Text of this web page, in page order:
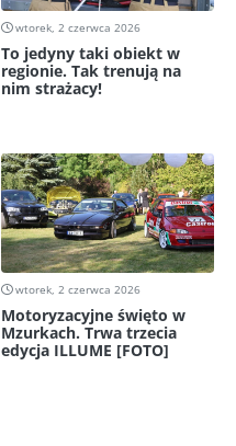
wtorek, 2 czerwca 2026
To jedyny taki obiekt w
regionie. Tak trenują na
nim strażacy!
wtorek, 2 czerwca 2026
Motoryzacyjne święto w
Mzurkach. Trwa trzecia
edycja ILLUME [FOTO]